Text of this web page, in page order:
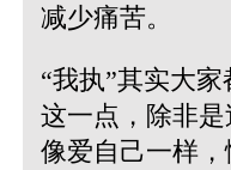
减少痛苦。
“我执”其实大
这一点，除非
像爱自己一样